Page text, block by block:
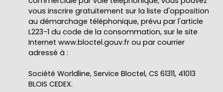
vous inscrire gratuitement sur la liste d'opposition
au démarchage téléphonique, prévu par l'article
L223-1 du code de la consommation, sur le site
Internet www.bloctel.gouv.fr ou par courrier
adressé à :
Société Worldline, Service Bloctel, CS 61311, 41013
BLOIS CEDEX.